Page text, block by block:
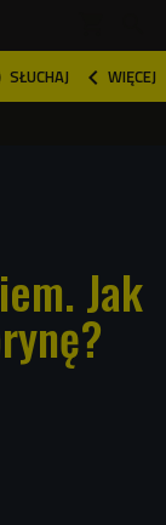
SŁUCHAJ  WIĘCEJ

Jak